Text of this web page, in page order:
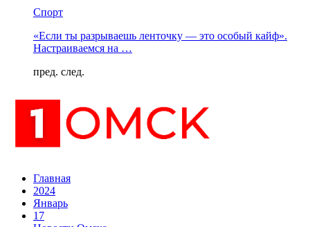
Спорт
«Если ты разрываешь ленточку — это особый кайф».
Настраиваемся на …
пред. след.
Главная
2024
Январь
17